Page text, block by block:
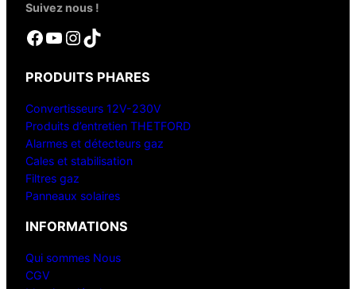
Suivez nous !
Facebook YouTube InstagramTikTok
PRODUITS PHARES
Convertisseurs 12V-230V
Produits d’entretien THETFORD
Alarmes et détecteurs gaz
Cales et stabilisation
Filtres gaz
Panneaux solaires
INFORMATIONS
Qui sommes Nous
CGV